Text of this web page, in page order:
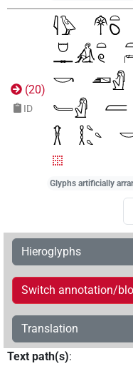
(20)
ID
Glyphs artificially
Hieroglyphs
Switch annotation/
Translation
Text path(s):